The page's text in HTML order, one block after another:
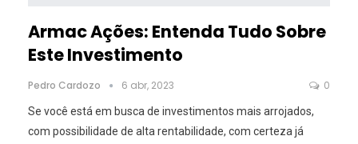
Armac Ações: Entenda Tudo Sobre
Este Investimento
Pedro Cardozo 6 abr, 2023 0
Se você está em busca de investimentos mais arrojados,
com possibilidade de alta rentabilidade, com certeza já